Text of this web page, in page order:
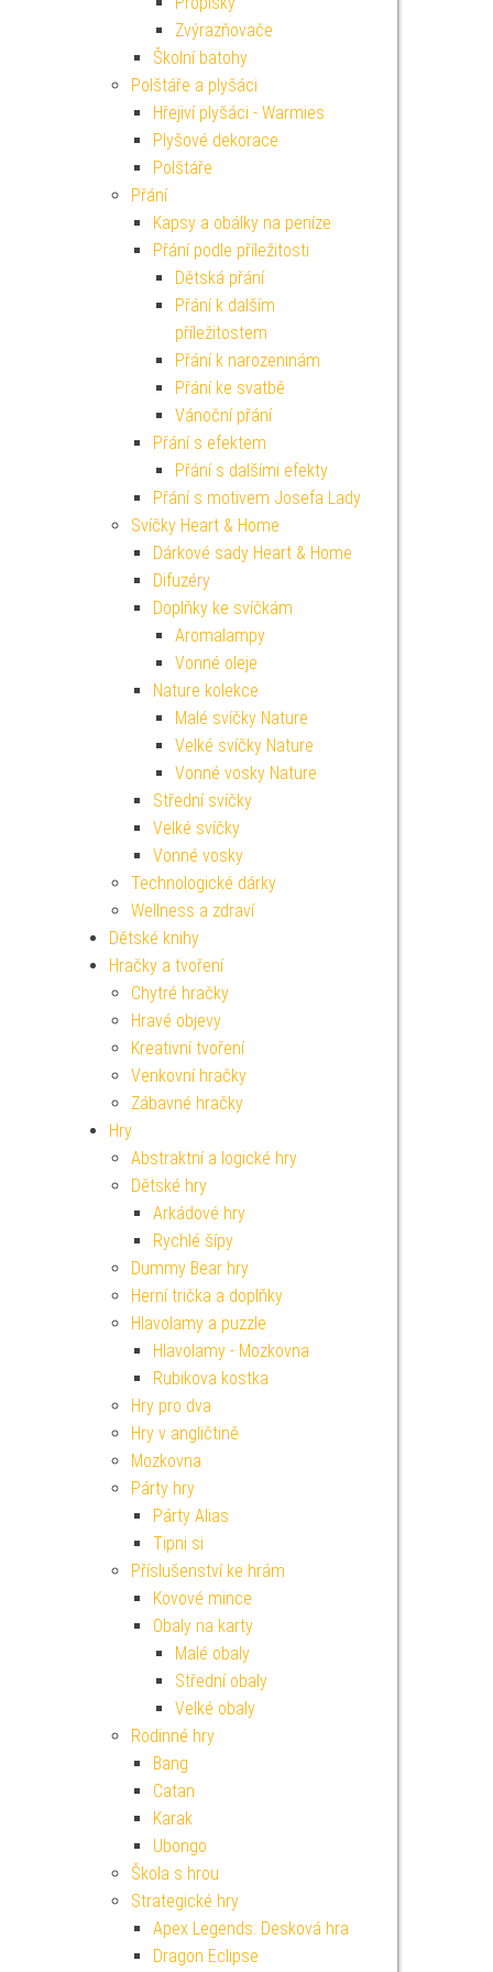
Zvýrazňovače
Školní batohy
Polštáře a plyšáci
Hřejiví plyšáci - Warmies
Plyšové dekorace
Polštáře
Přání
Kapsy a obálky na peníze
Přání podle příležitosti
Dětská přání
Přání k dalším
příležitostem
Přání k narozeninám
Přání ke svatbě
Vánoční přání
Přání s efektem
Přání s dalšími efekty
Přání s motivem Josefa Lady
Svíčky Heart & Home
Dárkové sady Heart & Home
Difuzéry
Doplňky ke svíčkám
Aromalampy
Vonné oleje
Nature kolekce
Malé svíčky Nature
Velké svíčky Nature
Vonné vosky Nature
Střední svíčky
Velké svíčky
Vonné vosky
Technologické dárky
Wellness a zdraví
Dětské knihy
Hračky a tvoření
Chytré hračky
Hravé objevy
Kreativní tvoření
Venkovní hračky
Zábavné hračky
Hry
Abstraktní a logické hry
Dětské hry
Arkádové hry
Rychlé šípy
Dummy Bear hry
Herní trička a doplňky
Hlavolamy a puzzle
Hlavolamy - Mozkovna
Rubikova kostka
Hry pro dva
Hry v angličtině
Mozkovna
Párty hry
Párty Alias
Tipni si
Příslušenství ke hrám
Kovové mince
Obaly na karty
Malé obaly
Střední obaly
Velké obaly
Rodinné hry
Bang
Catan
Karak
Ubongo
Škola s hrou
Strategické hry
Apex Legends: Desková hra
Dragon Eclipse